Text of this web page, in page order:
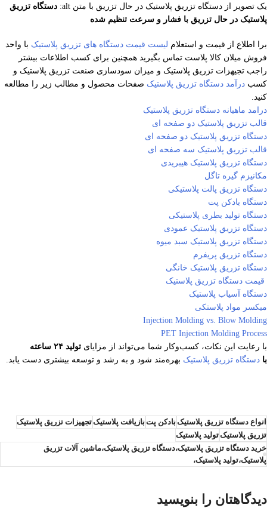
یک تصویر از دستگاه تزریق پلاستیک در حال تزریق با متن alt:
دستگاه تزریق
پلاستیک در حال تزریق با فشار و سرعت تنظیم شده
برا اطلاع از قیمت و استعلام لیست قیمت دستگاه های تزریق پلاستیک با واحد
فروش میلان کالا پلاست تماس بگیرید همچنین برای کسب اطلاعات بیشتر
راجب تجیهزات تزریق پلاستیک و میزان سودسازی صنعت تزریق پلاستیک و
کسب درآمد دستگاه تزریق پلاستیک صفحات محصول و مطالب زیر را مطالعه
کنید.
درامد ماهیانه دستگاه تزریق پلاستیک
قالب تزریق پلاستیک دو صفحه ای
دستگاه تزریق پلاستیک دو صفحه ای
قالب تزریق پلاستیک سه صفحه ای
دستگاه تزریق پلاستیک هیبریدی
مکانیزم گیره تاگل
دستگاه تزریق پالت پلاستیکی
دستگاه بادکن پت
دستگاه تولید بطری پلاستیکی
دستگاه تزریق پلاستیک عمودی
دستگاه تزریق پلاستیک سبد میوه
دستگاه تزریق پریفرم
دستگاه تزریق پلاستیک خانگی
قیمت دستگاه تزریق پلاستیک
دستگاه آسیاب پلاستیک
میکسر مواد پلاستکی
Injection Molding vs. Blow Molding
PET Injection Molding Process
با رعایت این نکات، کسب‌وکار شما می‌تواند از مزایای
تولید ۲۴ ساعته
با دستگاه تزریق پلاستیک بهره‌مند شود و به رشد و توسعه بیشتری دست یابد.
انواع دستگاه تزریق پلاستیکبادکن پتبازیافت پلاستیکتجهیزات تزریق پلاستیک
تزریق پلاستیکتولید پلاستیک
خرید دستگاه تزریق پلاستیک،دستگاه تزریق پلاستیک،ماشین آلات تزریق
پلاستیک،تولید پلاستیک،
دیدگاهتان را بنویسید